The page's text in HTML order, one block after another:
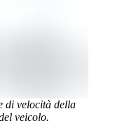
di velocità della
veicolo.